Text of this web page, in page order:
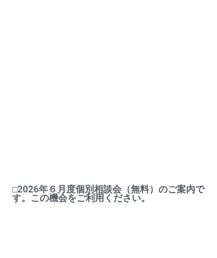
□2026年６月度個別相談会（無料）のご案内で
す。この機会をご利用ください。